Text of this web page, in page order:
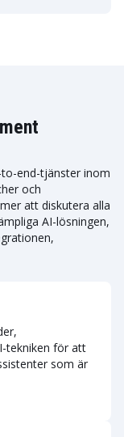
end-tjänster inom
och
att diskutera alla
AI-lösningen,
tekniken för att
som är